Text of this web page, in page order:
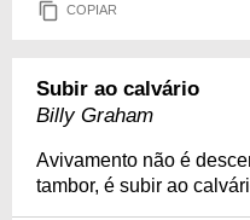
COPIAR
Subir ao calvário
Billy Graham
Avivamento não é
tambor, é subir ao